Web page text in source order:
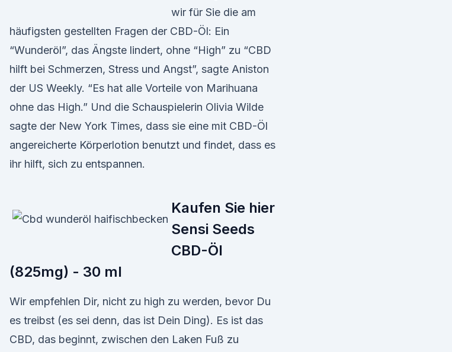
wir für Sie die am
häufigsten gestellten Fragen der CBD-Öl: Ein
“Wunderöl”, das Ängste lindert, ohne “High” zu “CBD
hilft bei Schmerzen, Stress und Angst”, sagte Aniston
der US Weekly. “Es hat alle Vorteile von Marihuana
ohne das High.” Und die Schauspielerin Olivia Wilde
sagte der New York Times, dass sie eine mit CBD-Öl
angereicherte Körperlotion benutzt und findet, dass es
ihr hilft, sich zu entspannen.
Kaufen Sie hier
Sensi Seeds
CBD-Öl
(825mg) - 30 ml
Wir empfehlen Dir, nicht zu high zu werden, bevor Du
es treibst (es sei denn, das ist Dein Ding). Es ist das
CBD, das beginnt, zwischen den Laken Fuß zu